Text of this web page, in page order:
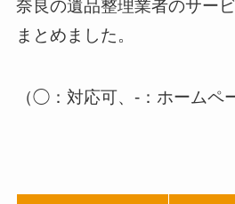
奈良の遺品整理業者のサー
まとめました。
（◯：対応可、-：ホームペ